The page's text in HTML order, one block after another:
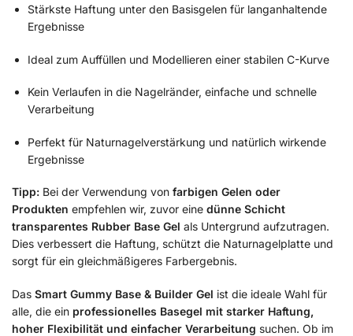
Stärkste Haftung unter den Basisgelen für langanhaltende
Ergebnisse
Ideal zum Auffüllen und Modellieren einer stabilen C-Kurve
Kein Verlaufen in die Nagelränder, einfache und schnelle
Verarbeitung
Perfekt für Naturnagelverstärkung und natürlich wirkende
Ergebnisse
Tipp: Bei der Verwendung von farbigen Gelen oder
Produkten empfehlen wir, zuvor eine dünne Schicht
transparentes Rubber Base Gel als Untergrund aufzutragen.
Dies verbessert die Haftung, schützt die Naturnagelplatte und
sorgt für ein gleichmäßigeres Farbergebnis.
Das Smart Gummy Base & Builder Gel ist die ideale Wahl für
alle, die ein professionelles Basegel mit starker Haftung,
hoher Flexibilität und einfacher Verarbeitung suchen. Ob im